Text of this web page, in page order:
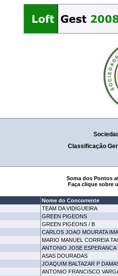
Classificação
Soma dos Pontos
Faça clique sobre
Nome do Concorrente
TEAM DA VIDIGUEIRA
GREEN PIGEONS
GREEN PIGEONS / B
CARLOS JOAO MOURATA
MARIO MANUEL CORREIA
ANTONIO JOSE ESPERANCA
ASAS DOURADAS
JOAQUIM BALTAZAR P
ANTONIO FRANCISCO